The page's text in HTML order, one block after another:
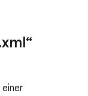
xml“
einer